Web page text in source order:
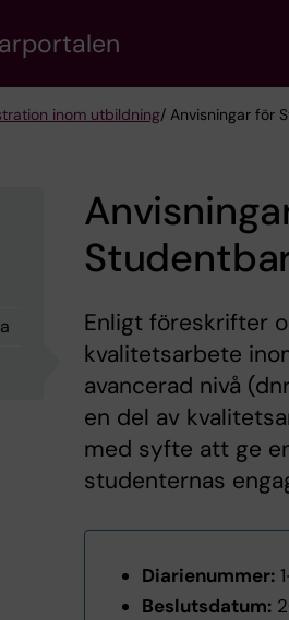
inom utbildning/ Anvisningar för
Enligt föreskrifter
kvalitetsarbete
avancerad nivå
en del av
med syfte att ge
studenternas
Diarienummer:
Beslutsdatum: